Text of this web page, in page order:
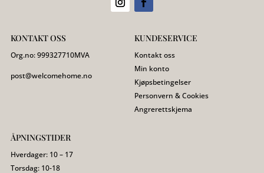
KONTAKT OSS
Org.no:999327710MVA
post@welcomehome.no
KUNDESERVICE
Kontakt oss
Min konto
Kjøpsbetingelser
Personvern & Cookies
Angrerettskjema
ÅPNINGSTIDER
Hverdager: 10 – 17
Torsdag: 10-18